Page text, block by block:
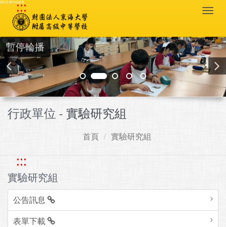
跳到主要內容區塊
:::
暫停輪播
行政單位 - 實驗研究組
首頁 實驗研究組
:::
實驗研究組
公告訊息
表單下載